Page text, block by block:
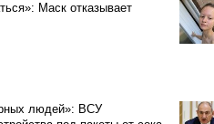
Маск отказывает
людей»: ВСУ